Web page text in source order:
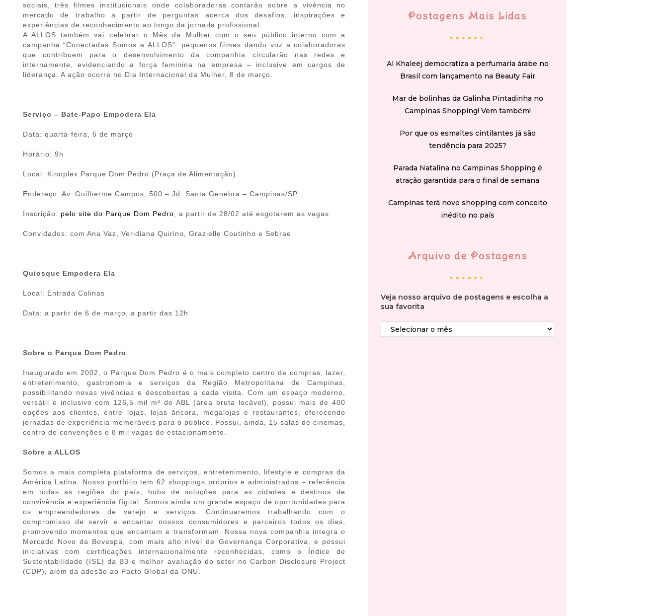
sociais, três filmes institucionais onde colaboradoras contarão sobre a vivência no
mercado de trabalho a partir de perguntas acerca dos desafios, inspirações e
experiências de reconhecimento ao longo da jornada profissional.
A ALLOS também vai celebrar o Mês da Mulher com o seu público interno com a
campanha “Conectadas Somos a ALLOS”: pequenos filmes dando voz a colaboradoras
que contribuem para o desenvolvimento da companhia circularão nas redes e
internamente, evidenciando a força feminina na empresa – inclusive em cargos de
liderança. A ação ocorre no Dia Internacional da Mulher, 8 de março.
Serviço – Bate-Papo Empodera Ela
Data: quarta-feira, 6 de março
Horário: 9h
Local: Kinoplex Parque Dom Pedro (Praça de Alimentação)
Endereço: Av. Guilherme Campos, 500 – Jd. Santa Genebra – Campinas/SP
Inscrição: pelo site do Parque Dom Pedro, a partir de 28/02 até esgotarem as vagas
Convidados: com Ana Vaz, Veridiana Quirino, Grazielle Coutinho e Sebrae
Quiosque Empodera Ela
Local: Entrada Colinas
Data: a partir de 6 de março, a partir das 12h
Sobre o Parque Dom Pedro
Inaugurado em 2002, o Parque Dom Pedro é o mais completo centro de compras, lazer,
entretenimento, gastronomia e serviços da Região Metropolitana de Campinas,
possibilitando novas vivências e descobertas a cada visita. Com um espaço moderno,
versátil e inclusivo com 126,5 mil m² de ABL (área bruta locável), possui mais de 400
opções aos clientes, entre lojas, lojas âncora, megalojas e restaurantes, oferecendo
jornadas de experiência memoráveis para o público. Possui, ainda, 15 salas de cinemas,
centro de convenções e 8 mil vagas de estacionamento.
Sobre a ALLOS
Somos a mais completa plataforma de serviços, entretenimento, lifestyle e compras da
América Latina. Nosso portfólio tem 62 shoppings próprios e administrados – referência
em todas as regiões do país, hubs de soluções para as cidades e destinos de
convivência e experiência fígital. Somos ainda um grande espaço de oportunidades para
os empreendedores de varejo e serviços. Continuaremos trabalhando com o
compromisso de servir e encantar nossos consumidores e parceiros todos os dias,
promovendo momentos que encantam e transformam. Nossa nova companhia integra o
Mercado Novo da Bovespa, com mais alto nível de Governança Corporativa, e possui
iniciativas com certificações internacionalmente reconhecidas, como o Índice de
Sustentabilidade (ISE) da B3 e melhor avaliação do setor no Carbon Disclosure Project
(CDP), além da adesão ao Pacto Global da ONU.
Postagens Mais Lidas
Al Khaleej democratiza a perfumaria árabe no
Brasil com lançamento na Beauty Fair
Mar de bolinhas da Galinha Pintadinha no
Campinas Shopping! Vem também!
Por que os esmaltes cintilantes já são
tendência para 2025?
Parada Natalina no Campinas Shopping é
atração garantida para o final de semana
Campinas terá novo shopping com conceito
inédito no país
Arquivo de Postagens
Veja nosso arquivo de postagens e escolha a
sua favorita